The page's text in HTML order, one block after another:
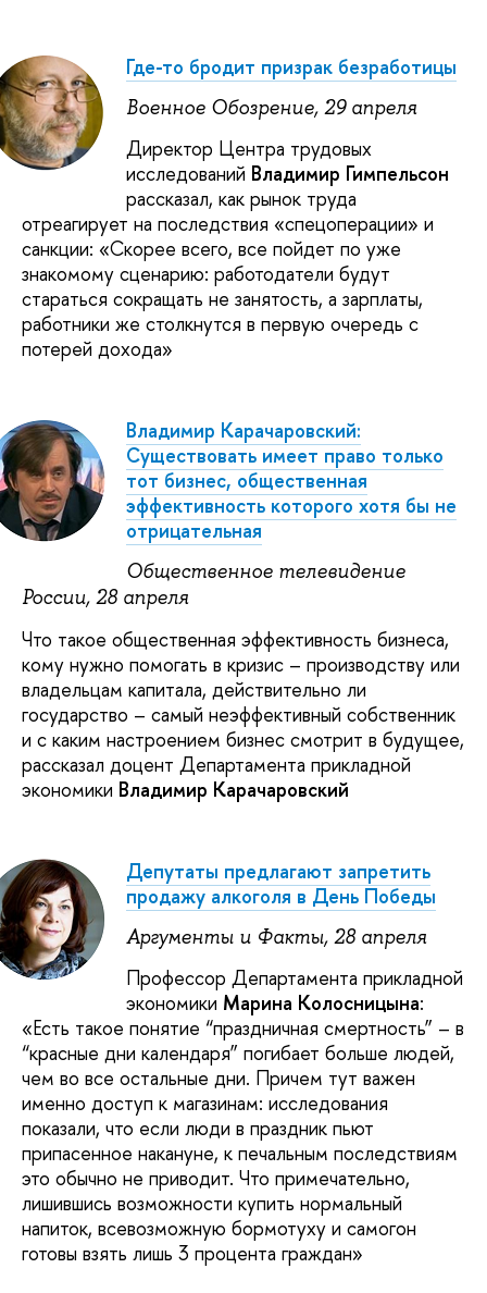
Где-то бродит призрак безработицы
Военное Обозрение, 29 апреля
Директор Центра трудовых
исследований Владимир Гимпельсон
рассказал, как рынок труда
отреагирует на последствия «спецоперации» и
санкции: «Скорее всего, все пойдет по уже
знакомому сценарию: работодатели будут
стараться сокращать не занятость, а зарплаты,
работники же столкнутся в первую очередь с
потерей дохода»
Владимир Карачаровский:
Существовать имеет право только
тот бизнес, общественная
эффективность которого хотя бы не
отрицательная
Общественное телевидение
России, 28 апреля
Что такое общественная эффективность бизнеса,
кому нужно помогать в кризис – производству или
владельцам капитала, действительно ли
государство – самый неэффективный собственник
и с каким настроением бизнес смотрит в будущее,
рассказал доцент Департамента прикладной
экономики Владимир Карачаровский
Депутаты предлагают запретить
продажу алкоголя в День Победы
Аргументы и Факты, 28 апреля
Профессор Департамента прикладной
экономики Марина Колосницына:
«Есть такое понятие “праздничная смертность” – в
“красные дни календаря” погибает больше людей,
чем во все остальные дни. Причем тут важен
именно доступ к магазинам: исследования
показали, что если люди в праздник пьют
припасенное накануне, к печальным последствиям
это обычно не приводит. Что примечательно,
лишившись возможности купить нормальный
напиток, всевозможную бормотуху и самогон
готовы взять лишь 3 процента граждан»